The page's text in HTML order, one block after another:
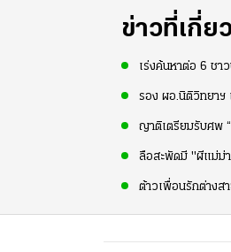
ข่าวที่เกี่ย
เร่งค้นหาต่อ 6 ชา
รอง ผอ.นิติวิทยาฯ
ญาติเตรียมรับศพ
ลือสะพัดมี "ผีแม่ม่
ต้าวเพื่อนรักต่างส